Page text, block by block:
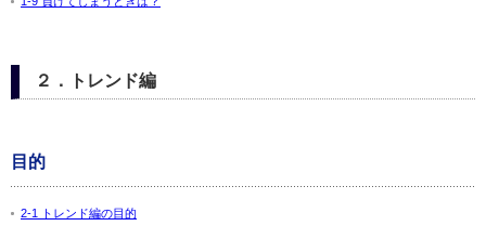
２．トレンド編
目的
2-1 トレンド編の目的